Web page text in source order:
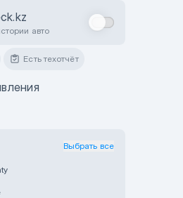
авто
Есть техотчёт
Выбрать все